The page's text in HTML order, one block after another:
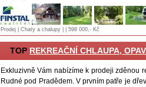
Prodej | Chaty a chalupy | | 598 000,- Kč
TOP REKREAČNÍ CHLAUPA,
Exkluzivně Vám nabízíme k prodeji zděnou
Rudné pod Pradědem. V prvním patře je